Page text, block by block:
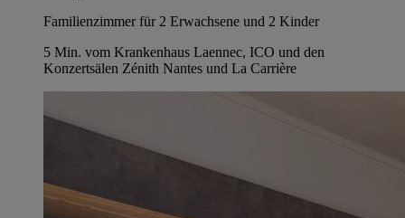
Familienzimmer für 2 Erwachsene und 2 Kinder
5 Min. vom Krankenhaus Laennec, ICO und den
Konzertsälen Zénith Nantes und La Carrière